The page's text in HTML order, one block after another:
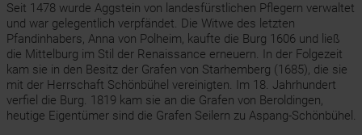
Seit 1478 wurde Aggstein von landesfürstlichen Pflegern verwaltet
und war gelegentlich verpfändet. Die Witwe des letzten
Pfandinhabers, Anna von Polheim, kaufte die Burg 1606 und ließ
die Mittelburg im Stil der Renaissance erneuern. In der Folgezeit
kam sie in den Besitz der Grafen von Starhemberg (1685), die sie
mit der Herrschaft Schönbühel vereinigten. Im 18. Jahrhundert
verfiel die Burg. 1819 kam sie an die Grafen von Beroldingen,
heutige Eigentümer sind die Grafen Seilern zu Aspang-Schönbühel.